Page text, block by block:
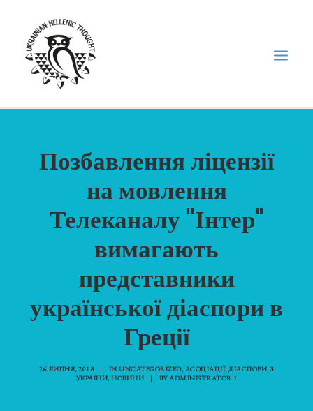
НЕДІЛЬНА ШКОЛА
ФОРУМ УКРАЇНСЬКОЇ ДІАСПОРИ В ГРЕЦІЇ
“ВІСНИК”/”ΑΓΓΕΛΙΑΦΌΡΟΣ”
Позбавлення ліцензії
на мовлення
Телеканалу "Інтер"
вимагають
представники
української діаспори в
Греції
26 ЛИПНЯ, 2018 | INUNCATEGORIZED,АСОЦІАЦІЇ,ДІАСПОРИ,З
УКРАЇНИ,НОВИНИ | BYADMINISTRATOR 1